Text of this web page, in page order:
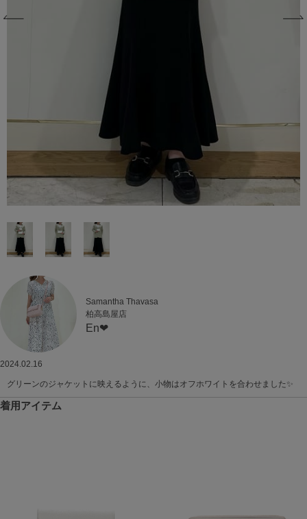
Samantha Thavasa
柏高島屋店
En❤︎
2024.02.16
グリーンのジャケットに映えるように、小物はオフホワイトを合わせました✨️
着用アイテム